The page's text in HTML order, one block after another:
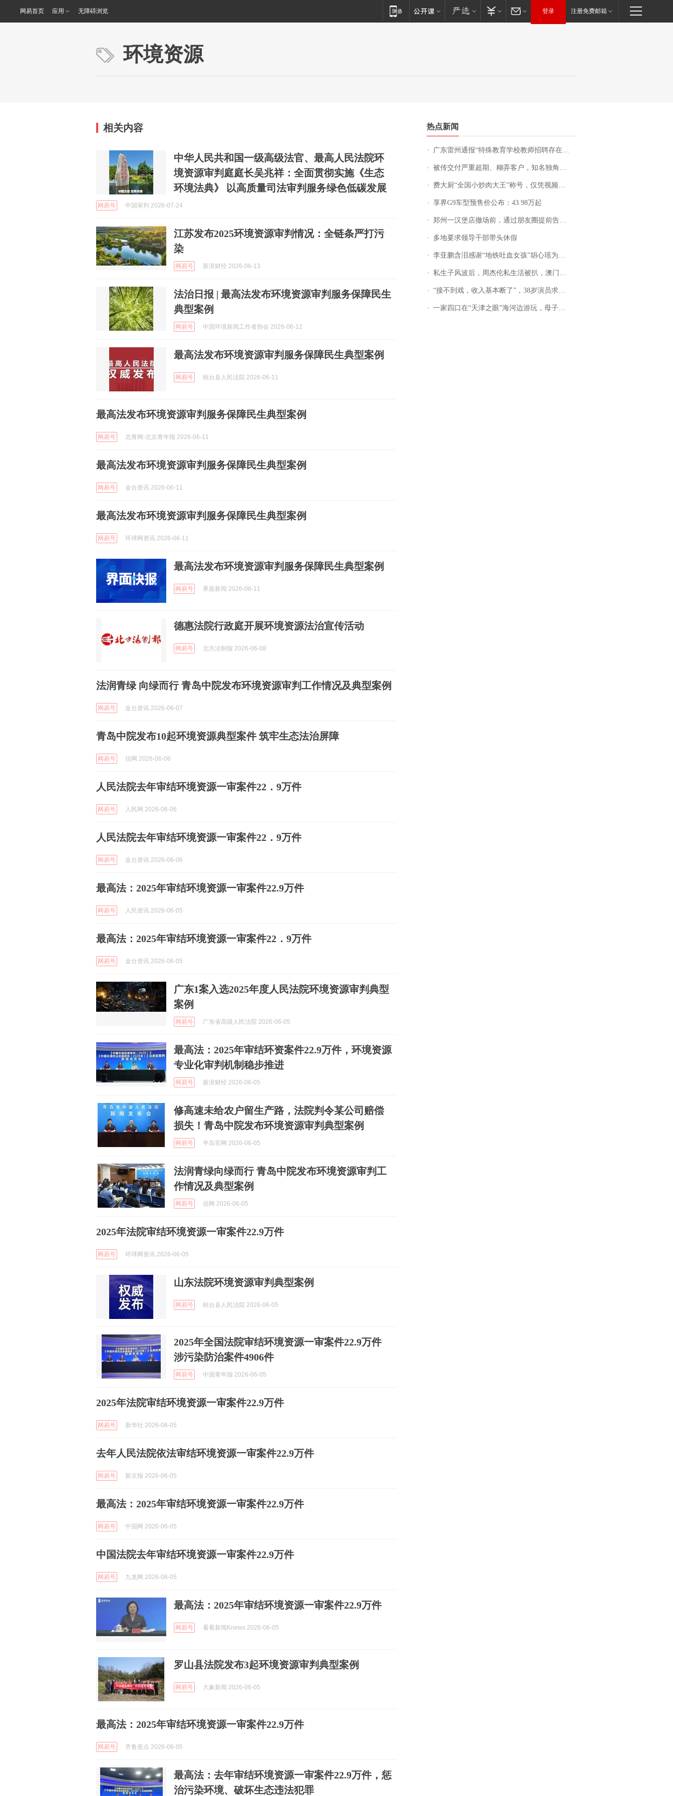
网易首页 应用 无障碍浏览 登录 注册免费邮箱
环境资源
相关内容
中华人民共和国一级高级法官、最高人民法院环
境资源审判庭庭长吴兆祥：全面贯彻实施《生态
环境法典》 以高质量司法审判服务绿色低碳发展
网易号 中国审判 2026-07-24
江苏发布2025环境资源审判情况：全链条严打污
染
网易号 新浪财经 2026-06-13
法治日报 | 最高法发布环境资源审判服务保障民生
典型案例
网易号 中国环境新闻工作者协会 2026-06-12
最高法发布环境资源审判服务保障民生典型案例
网易号 桓台县人民法院 2026-06-11
最高法发布环境资源审判服务保障民生典型案例
网易号 北青网-北京青年报 2026-06-11
最高法发布环境资源审判服务保障民生典型案例
网易号 金台资讯 2026-06-11
最高法发布环境资源审判服务保障民生典型案例
网易号 环球网资讯 2026-06-11
最高法发布环境资源审判服务保障民生典型案例
网易号 界面新闻 2026-06-11
德惠法院行政庭开展环境资源法治宣传活动
网易号 北方法制报 2026-06-08
法润青绿 向绿而行 青岛中院发布环境资源审判工作情况及典型案例
网易号 金台资讯 2026-06-07
青岛中院发布10起环境资源典型案件 筑牢生态法治屏障
网易号 信网 2026-06-06
人民法院去年审结环境资源一审案件22．9万件
网易号 人民网 2026-06-06
人民法院去年审结环境资源一审案件22．9万件
网易号 金台资讯 2026-06-06
最高法：2025年审结环境资源一审案件22.9万件
网易号 人民资讯 2026-06-05
最高法：2025年审结环境资源一审案件22．9万件
网易号 金台资讯 2026-06-05
广东1案入选2025年度人民法院环境资源审判典型
案例
网易号 广东省高级人民法院 2026-06-05
最高法：2025年审结环资案件22.9万件，环境资源
专业化审判机制稳步推进
网易号 新浪财经 2026-06-05
修高速未给农户留生产路，法院判令某公司赔偿
损失！青岛中院发布环境资源审判典型案例
网易号 半岛官网 2026-06-05
法润青绿向绿而行 青岛中院发布环境资源审判工
作情况及典型案例
网易号 信网 2026-06-05
2025年法院审结环境资源一审案件22.9万件
网易号 环球网资讯 2026-06-05
山东法院环境资源审判典型案例
网易号 桓台县人民法院 2026-06-05
2025年全国法院审结环境资源一审案件22.9万件
涉污染防治案件4906件
网易号 中国青年报 2026-06-05
2025年法院审结环境资源一审案件22.9万件
网易号 新华社 2026-06-05
去年人民法院依法审结环境资源一审案件22.9万件
网易号 新京报 2026-06-05
最高法：2025年审结环境资源一审案件22.9万件
网易号 中国网 2026-06-05
中国法院去年审结环境资源一审案件22.9万件
网易号 九龙网 2026-06-05
最高法：2025年审结环境资源一审案件22.9万件
网易号 看看新闻Knews 2026-06-05
罗山县法院发布3起环境资源审判典型案例
网易号 大象新闻 2026-06-05
最高法：2025年审结环境资源一审案件22.9万件
网易号 齐鲁壹点 2026-06-05
最高法：去年审结环境资源一审案件22.9万件，惩
治污染环境、破坏生态违法犯罪
热点新闻
广东雷州通报“特殊教育学校教师招聘存在违规行为”：已启动问责程序 副校长被停职
被传交付严重超期、糊弄客户，知名独角兽车企创始人回应：都没证据，将依法采取措施，“本人长期与美国交管局保持沟通，对方表示肯定”
费大厨“全国小炒肉大王”称号，仅凭视频评出？中国烹饪协会回应
享界G9车型预售价公布：43.98万起
郑州一汉堡店撤场前，通过朋友圈提前告知逐一退费，有顾客仅剩1元也全被退回，分文不少；顾客：言而有信，让人感动
多地要求领导干部带头休假
李亚鹏含泪感谢“地铁吐血女孩”胡心瑶为嫣然天使捐99999元：这份捐赠太沉重，尊重其捐赠意愿，个人向胡心瑶和她的病友之家各捐赠99999元
私生子风波后，周杰伦私生活被扒，澳门输10亿传闻早已经水落石出
“接不到戏，收入基本断了”，38岁演员求职景区NPC：工作量断崖式下跌，留给我试错的时间不多了
一家四口在“天津之眼”海河边游玩，母子俩不幸溺亡